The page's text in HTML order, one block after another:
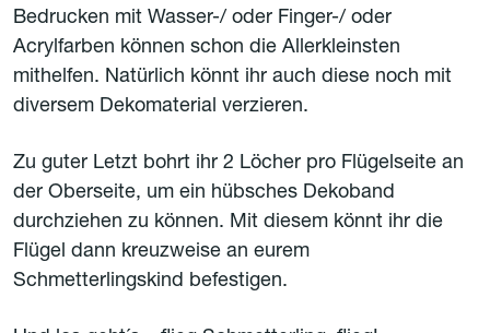
Bedrucken mit Wasser-/ oder Finger-/ oder
Acrylfarben können schon die Allerkleinsten
mithelfen. Natürlich könnt ihr auch diese noch mit
diversem Dekomaterial verzieren.
Zu guter Letzt bohrt ihr 2 Löcher pro Flügelseite an
der Oberseite, um ein hübsches Dekoband
durchziehen zu können. Mit diesem könnt ihr die
Flügel dann kreuzweise an eurem
Schmetterlingskind befestigen.